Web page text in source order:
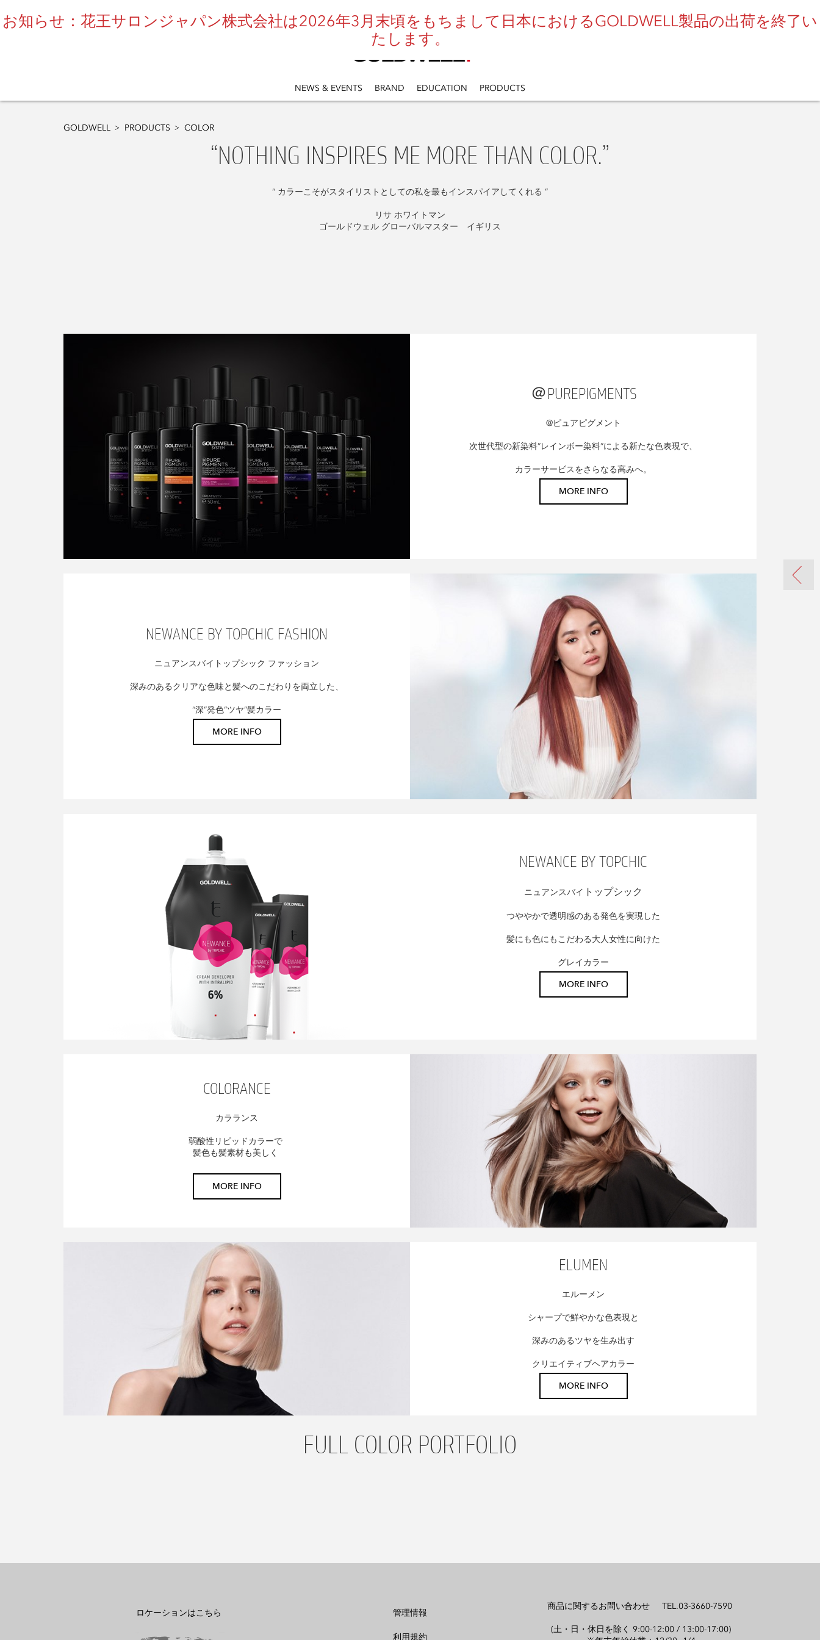
NEWS & EVENTS BRAND EDUCATION PRODUCTS
お知らせ：花王サロンジャパン株式会社は2026年3月末頃をもちまして日本におけるGOLDWELL製品の出荷を終了い
たします。
GOLDWELL PRODUCTS COLOR
“NOTHING INSPIRES ME MORE THAN COLOR.”
“ カラーこそがスタイリストとしての私を最もインスパイアしてくれる ”
リサ ホワイトマン
ゴールドウェル グローバルマスター イギリス
＠PUREPIGMENTS
@ピュアピグメント
次世代型の新染料”レインボー染料”による新たな色表現で、
カラーサービスをさらなる高みへ。
MORE INFO
NEWANCE BY TOPCHIC FASHION
ニュアンスバイトップシック ファッション
深みのあるクリアな色味と髪へのこだわりを両立した、
“深”発色“ツヤ”髪カラー
MORE INFO
NEWANCE BY TOPCHIC
ニュアンスバイ トップシック
つややかで透明感のある発色を実現した
髪にも色にもこだわる大人女性に向けた
グレイカラー
MORE INFO
COLORANCE
カラランス
弱酸性リピッドカラーで
髪色も髪素材も美しく
MORE INFO
ELUMEN
エルーメン
シャープで鮮やかな色表現と
深みのあるツヤを生み出す
クリエイティブヘアカラー
MORE INFO
FULL COLOR PORTFOLIO
ロケーションはこちら 管理情報
利用規約
商品に関するお問い合わせ TEL.03-3660-7590
(土・日・休日を除く 9:00-12:00 / 13:00-17:00)